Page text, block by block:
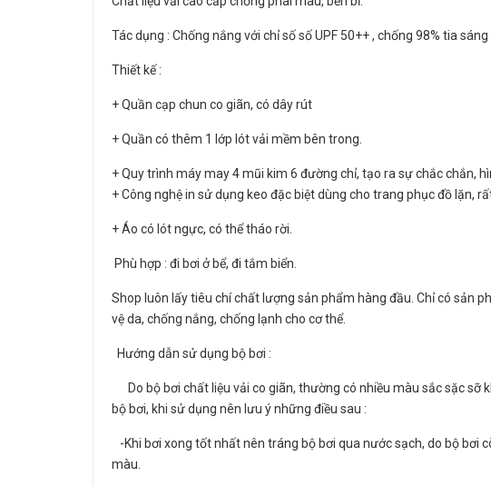
Tác dụng : Chống nắng với chỉ số số UPF 50++ , chống 98% tia sáng
Thiết kế :
+ Quần cạp chun co giãn, có dây rút
+ Quần có thêm 1 lớp lót vải mềm bên trong.
+ Quy trình máy may 4 mũi kim 6 đường chỉ, tạo ra sự chắc chắn,
+ Công nghệ in sử dụng keo đặc biệt dùng cho trang phục đồ lặn,
+ Áo có lót ngực, có thể tháo rời.
Phù hợp : đi bơi ở bể, đi tắm biển.
Shop luôn lấy tiêu chí chất lượng sản phẩm hàng đầu. Chỉ có sản
vệ da, chống nắng, chống lạnh cho cơ thể.
Hướng dẫn sử dụng bộ bơi :
Do bộ bơi chất liệu vải co giãn, thường có nhiều màu sắc sặc sỡ
bộ bơi, khi sử dụng nên lưu ý những điều sau :
-Khi bơi xong tốt nhất nên tráng bộ bơi qua nước sạch, do bộ bơi
màu.